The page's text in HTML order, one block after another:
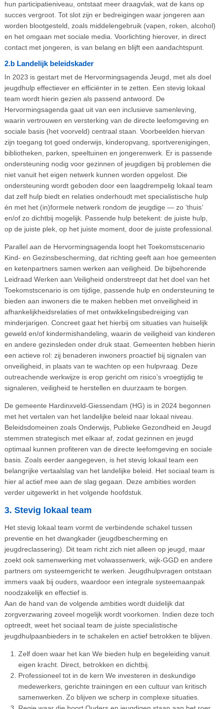
hun participatieniveau, ontstaat meer draagvlak, wat de kans op
succes vergroot. Tot slot zijn er bedreigingen waar jongeren aan
worden blootgesteld, zoals middelengebruik (vapen, roken, alcohol)
en het omgaan met sociale media. Voorlichting hierover, in direct
contact met jongeren, is van belang en blijft een aandachtspunt.
2.b Landelijk beleidskader
In 2023 is gestart met de Hervormingsagenda Jeugd, met als doel
jeugdhulp effectiever en efficiënter in te zetten. Een stevig lokaal
team wordt hierin gezien als passend antwoord. De
Hervormingsagenda gaat uit van een inclusieve samenleving,
waarin vertrouwen en versterking van de directe leefomgeving en
sociale basis (het voorveld) centraal staan. Voorbeelden hiervan
zijn toegang tot goed onderwijs, kinderopvang, sportverenigingen,
bibliotheken, parken, speeltuinen en jongerenwerk. Er is passende
ondersteuning nodig voor gezinnen of jeugdigen bij problemen die
niet vanuit het eigen netwerk kunnen worden opgelost. Die
ondersteuning wordt geboden door een laagdrempelig lokaal team
dat zelf hulp biedt en relaties onderhoudt met specialistische hulp
én met het (in)formele netwerk rondom de jeugdige — zo ‘thuis’
en/of zo dichtbij mogelijk. Passende hulp betekent: de juiste hulp,
op de juiste plek, op het juiste moment, door de juiste professional.
Parallel aan de Hervormingsagenda loopt het Toekomstscenario
Kind- en Gezinsbescherming, dat richting geeft aan hoe gemeenten
en ketenpartners samen werken aan veiligheid. De bijbehorende
Leidraad Werken aan Veiligheid onderstreept dat het doel van het
Toekomstscenario is om tijdige, passende hulp en ondersteuning te
bieden aan inwoners die te maken hebben met onveiligheid in
afhankelijkheidsrelaties of met ontwikkelingsbedreiging van
minderjarigen. Concreet gaat het hierbij om situaties van huiselijk
geweld en/of kindermishandeling, waarin de veiligheid van kinderen
en andere gezinsleden onder druk staat. Gemeenten hebben hierin
een actieve rol: zij benaderen inwoners proactief bij signalen van
onveiligheid, in plaats van te wachten op een hulpvraag. Deze
outreachende werkwijze is erop gericht om risico’s vroegtijdig te
signaleren, veiligheid te herstellen en duurzaam te borgen.
De gemeente Hardinxveld-Giessendam (HG) is in 2024 begonnen
met het vertalen van het landelijke beleid naar lokaal niveau.
Beleidsdomeinen zoals Onderwijs, Publieke Gezondheid en Jeugd
stemmen strategisch met elkaar af, zodat gezinnen en jeugd
optimaal kunnen profiteren van de directe leefomgeving en sociale
basis. Zoals eerder aangegeven, is het stevig lokaal team een
belangrijke vertaalslag van het landelijke beleid. Het sociaal team is
hier al actief mee aan de slag gegaan. Deze ambities worden
verder uitgewerkt in het volgende hoofdstuk.
3. Stevig lokaal team
Het stevig lokaal team vormt de verbindende schakel tussen
preventie en het dwangkader (jeugdbescherming en
jeugdreclassering). Dit team richt zich niet alleen op jeugd, maar
zoekt ook samenwerking met volwassenwerk, wijk-GGD en andere
partners om systeemgericht te werken. Jeugdhulpvragen ontstaan
immers vaak bij ouders, waardoor een integrale systeemaanpak
noodzakelijk en effectief is.
Aan de hand van de volgende ambities wordt duidelijk dat
zorgverzwaring zoveel mogelijk wordt voorkomen. Indien deze toch
optreedt, weet het sociaal team de juiste specialistische
jeugdhulpaanbieders in te schakelen en actief betrokken te blijven.
Zelf doen waar het kan We bieden hulp en begeleiding vanuit
eigen kracht. Direct, betrokken en dichtbij.
Professioneel tot in de kern We investeren in deskundige
medewerkers, gerichte trainingen en een cultuur van kritisch
samenwerken. Zo blijven we scherp in complexe situaties.